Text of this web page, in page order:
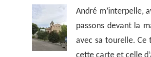
André m’interpelle,
passons devant la
avec sa tourelle. Ce